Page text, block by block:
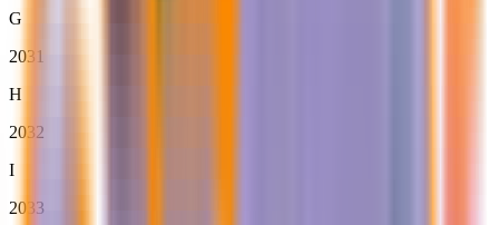
G
2031
H
2032
I
2033